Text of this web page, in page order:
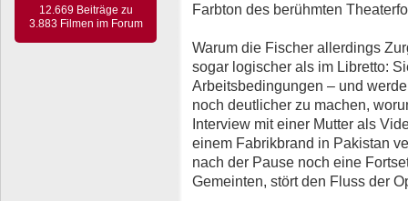
12.669 Beiträge zu
3.883 Filmen im Forum
Farbton des berühmten
Warum die Fischer allerdings
sogar logischer als im Libretto:
Arbeitsbedingungen – und
noch deutlicher zu machen,
Interview mit einer Mutter als
einem Fabrikbrand in Pakistan
nach der Pause noch eine
Gemeinten, stört den Fluss der